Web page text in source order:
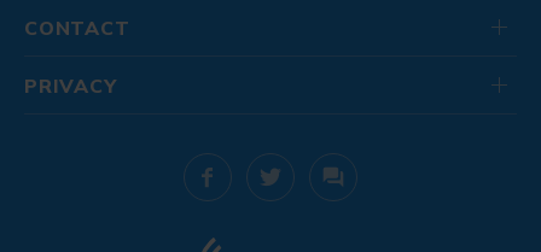
CONTACT
PRIVACY